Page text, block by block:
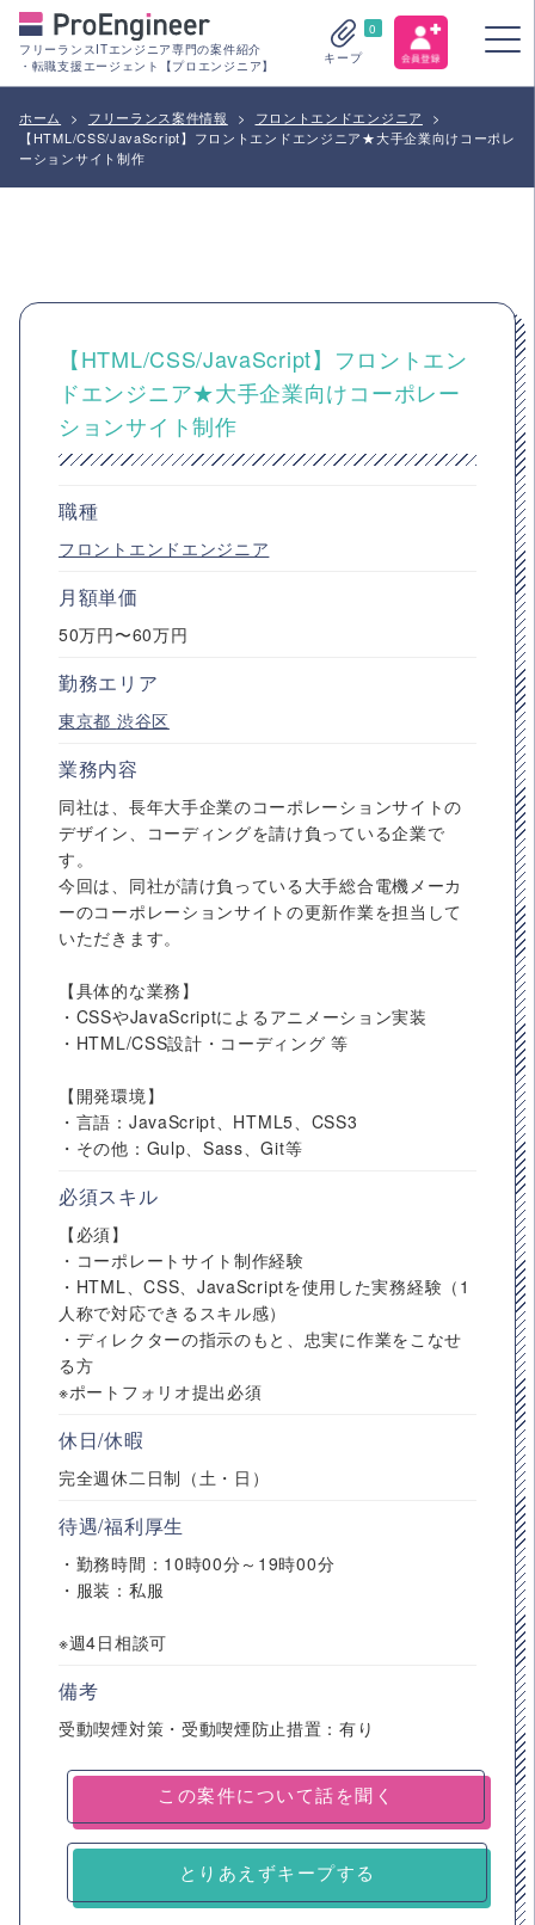
フリーランスITエンジニア専門の案件紹介
・転職支援エージェント【プロエンジニア】
0
キープ
ホーム > フリーランス案件情報 > フロントエンドエンジニア
>
【HTML/CSS/JavaScript】フロントエンドエンジニア★大手企業向けコーポレ
ーションサイト制作
【HTML/CSS/JavaScript】フロントエン
ドエンジニア★大手企業向けコーポレー
ションサイト制作
職種
フロントエンドエンジニア
月額単価
50万円〜60万円
勤務エリア
東京都 渋谷区
業務内容
同社は、長年大手企業のコーポレーションサイトの
デザイン、コーディングを請け負っている企業で
す。
今回は、同社が請け負っている大手総合電機メーカ
ーのコーポレーションサイトの更新作業を担当して
いただきます。
【具体的な業務】
・CSSやJavaScriptによるアニメーション実装
・HTML/CSS設計・コーディング 等
【開発環境】
・言語：JavaScript、HTML5、CSS3
・その他：Gulp、Sass、Git等
必須スキル
【必須】
・コーポレートサイト制作経験
・HTML、CSS、JavaScriptを使用した実務経験（1
人称で対応できるスキル感）
・ディレクターの指示のもと、忠実に作業をこなせ
る方
※ポートフォリオ提出必須
休日/休暇
完全週休二日制（土・日）
待遇/福利厚生
・勤務時間：10時00分～19時00分
・服装：私服
※週4日相談可
備考
受動喫煙対策・受動喫煙防止措置：有り
とりあえずキープする